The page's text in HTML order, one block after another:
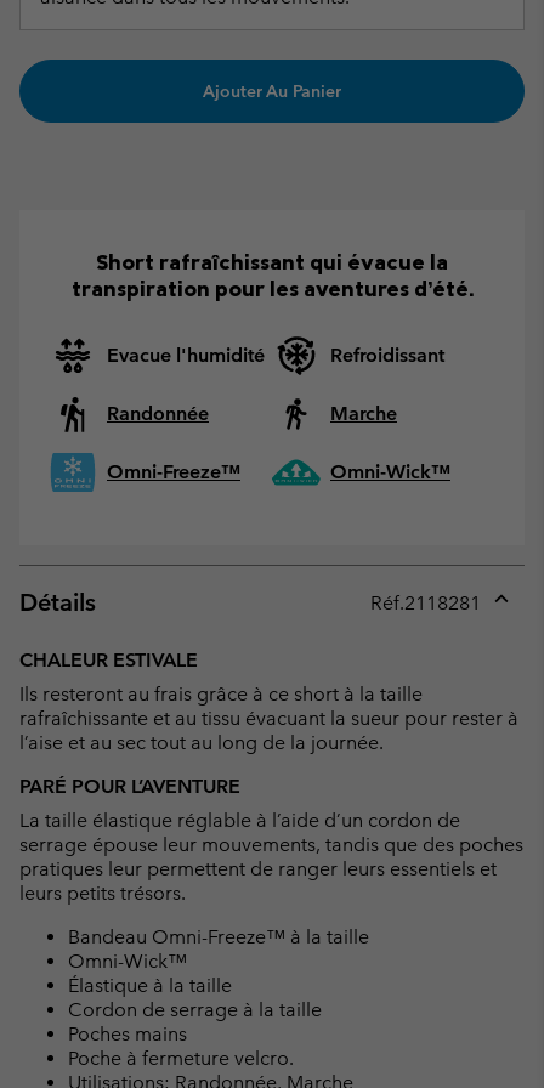
Ajouter Au Panier
Short rafraîchissant qui évacue la
transpiration pour les aventures d’été.
Evacue l'humidité Refroidissant
Randonnée Marche
Omni-Freeze™ Omni-Wick™
Détails Réf.2118281
CHALEUR ESTIVALE
Ils resteront au frais grâce à ce short à la taille
rafraîchissante et au tissu évacuant la sueur pour rester à
l’aise et au sec tout au long de la journée.
PARÉ POUR L’AVENTURE
La taille élastique réglable à l’aide d’un cordon de
serrage épouse leur mouvements, tandis que des poches
pratiques leur permettent de ranger leurs essentiels et
leurs petits trésors.
Bandeau Omni-Freeze™ à la taille
Omni-Wick™
Élastique à la taille
Cordon de serrage à la taille
Poches mains
Poche à fermeture velcro.
Utilisations: Randonnée, Marche